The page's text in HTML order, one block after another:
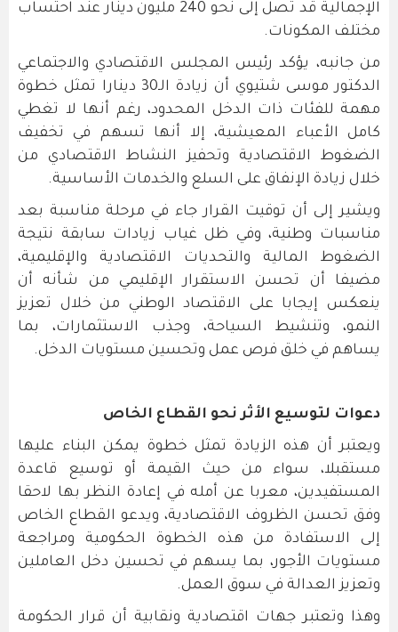
الإجمالية قد تصل إلى نحو 240 مليون دينار عند احتساب
مختلف المكونات.
من جانبه، يؤكد رئيس المجلس الاقتصادي والاجتماعي
الدكتور موسى شتيوي أن زيادة الـ30 دينارا تمثل خطوة
مهمة للفئات ذات الدخل المحدود، رغم أنها لا تغطي
كامل الأعباء المعيشية، إلا أنها تسهم في تخفيف
الضغوط الاقتصادية وتحفيز النشاط الاقتصادي من
خلال زيادة الإنفاق على السلع والخدمات الأساسية.
ويشير إلى أن توقيت القرار جاء في مرحلة مناسبة بعد
مناسبات وطنية، وفي ظل غياب زيادات سابقة نتيجة
الضغوط المالية والتحديات الاقتصادية والإقليمية،
مضيفا أن تحسن الاستقرار الإقليمي من شأنه أن
ينعكس إيجابا على الاقتصاد الوطني من خلال تعزيز
النمو، وتنشيط السياحة، وجذب الاستثمارات، بما
يساهم في خلق فرص عمل وتحسين مستويات الدخل.
دعوات لتوسيع الأثر نحو القطاع الخاص
ويعتبر أن هذه الزيادة تمثل خطوة يمكن البناء عليها
مستقبلا، سواء من حيث القيمة أو توسيع قاعدة
المستفيدين، معربا عن أمله في إعادة النظر بها لاحقا
وفق تحسن الظروف الاقتصادية، ويدعو القطاع الخاص
إلى الاستفادة من هذه الخطوة الحكومية ومراجعة
مستويات الأجور، بما يسهم في تحسين دخل العاملين
وتعزيز العدالة في سوق العمل.
وهذا وتعتبر جهات اقتصادية ونقابية أن قرار الحكومة